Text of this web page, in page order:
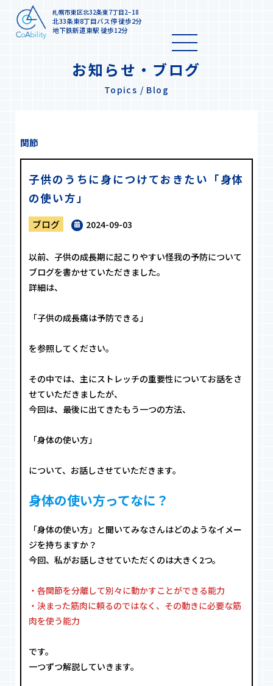
札幌市東区北32条東7丁目2−18
北33条東8丁目バス停 徒歩2分
地下鉄新道東駅 徒歩12分
お知らせ・ブログ
Topics / Blog
関節
子供のうちに身につけておきたい「身体
の使い方」
ブログ 2024-09-03
以前、子供の成長期に起こりやすい怪我の予防について
ブログを書かせていただきました。
詳細は、
「子供の成長痛は予防できる」
を参照してください。
その中では、主にストレッチの重要性についてお話をさ
せていただきましたが、
今回は、最後に出てきたもう一つの方法、
「身体の使い方」
について、お話しさせていただきます。
身体の使い方ってなに？
「身体の使い方」と聞いてみなさんはどのようなイメー
ジを持ちますか？
今回、私がお話しさせていただくのは大きく2つ。
・各関節を分離して別々に動かすことができる能力
・決まった筋肉に頼るのではなく、その動きに必要な筋
肉を使う能力
です。
一つずつ解説していきます。